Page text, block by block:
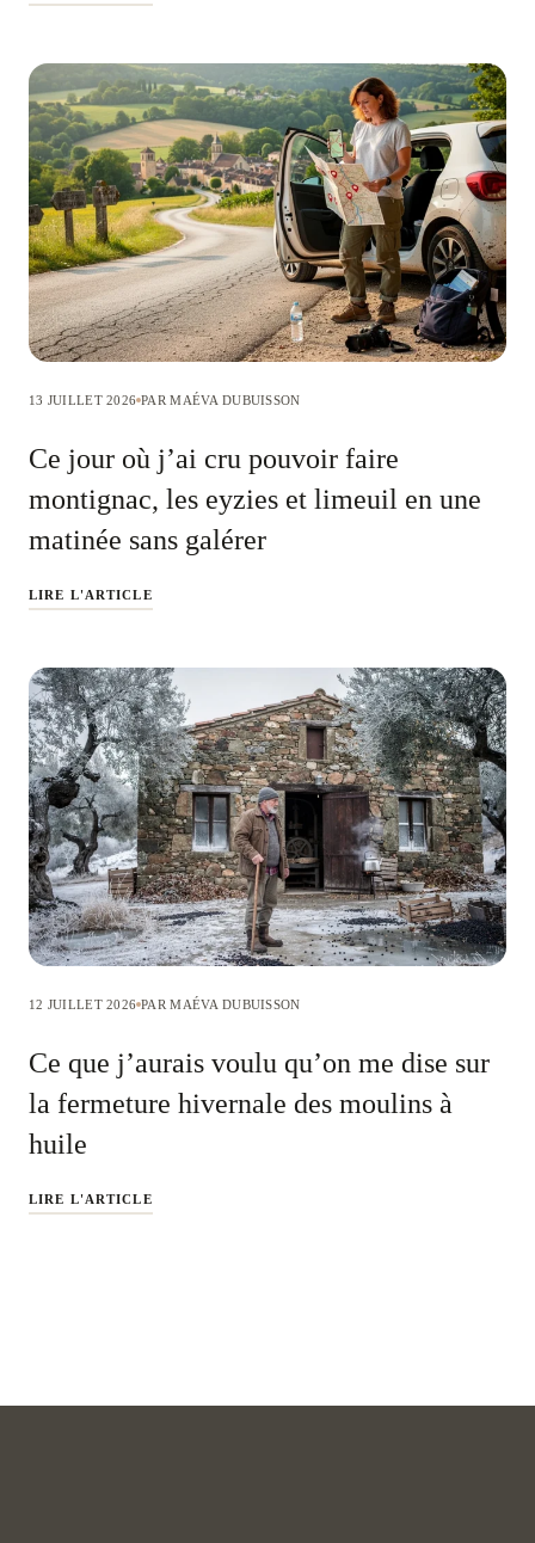
13 JUILLET 2026 PAR MAÉVA DUBUISSON
Ce jour où j’ai cru pouvoir faire
montignac, les eyzies et limeuil en une
matinée sans galérer
LIRE L'ARTICLE
12 JUILLET 2026 PAR MAÉVA DUBUISSON
Ce que j’aurais voulu qu’on me dise sur
la fermeture hivernale des moulins à
huile
LIRE L'ARTICLE